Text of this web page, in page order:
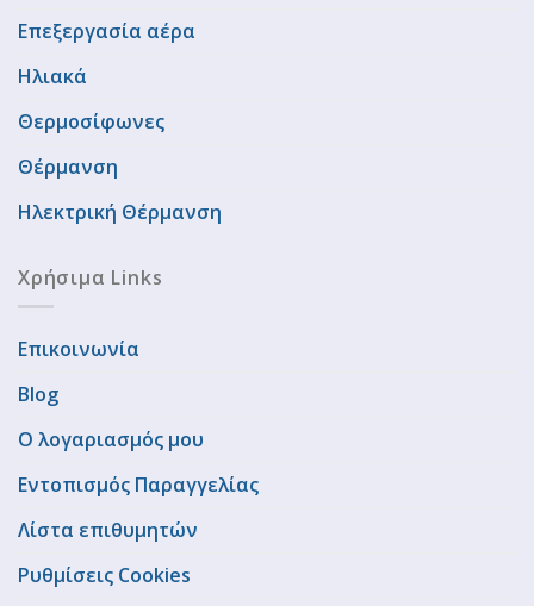
Επεξεργασία αέρα
Ηλιακά
Θερμοσίφωνες
Θέρμανση
Ηλεκτρική Θέρμανση
Χρήσιμα Links
Επικοινωνία
Blog
Ο λογαριασμός μου
Εντοπισμός Παραγγελίας
Λίστα επιθυμητών
Ρυθμίσεις Cookies